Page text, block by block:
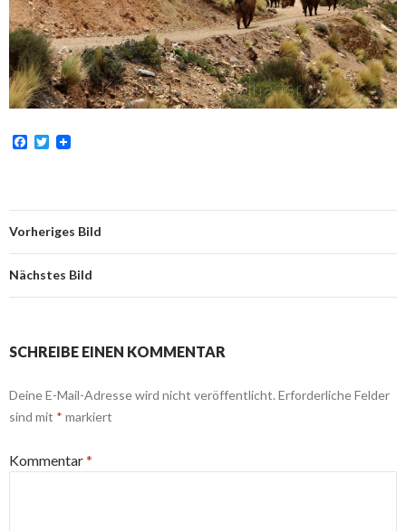
F
o
o
T
e
r
Vorheriges Bild
Nächstes Bild
SCHREIBE EINEN KOMMENTAR
Deine E-Mail-Adresse wird nicht veröffentlicht. Erforderliche Felder
sind mit * markiert
Kommentar*